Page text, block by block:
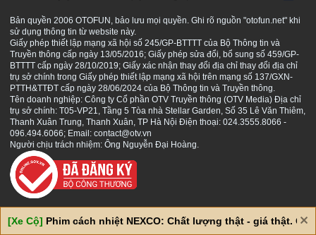
S
Bản quyền 2006 OTOFUN, bảo lưu mọi quyền. Ghi rõ nguồn "otofun.net" khi
sử dụng thông tin từ website này.
Giấy phép thiết lập mạng xã hội số 245/GP-BTTTT của Bộ Thông tin và
Truyền thông cấp ngày 13/05/2016; Giấy phép sửa đổi, bổ sung số 459/GP-
BTTTT cấp ngày 28/10/2019; Giấy xác nhận thay đổi địa chỉ thay đổi địa chỉ
trụ sở chính trong Giấy phép thiết lập mạng xã hội trên mạng số 137/GXN-
PTTH&TTĐT cấp ngày 28/06/2024 của Bộ Thông tin và Truyền thông.
Tên doanh nghiệp: Công ty Cổ phần OTV Truyền thông (OTV Media) Địa chỉ
trụ sở chính: T05-VP21, Tầng 5 Tòa nhà Stellar Garden, Số 35 Lê Văn Thiêm,
Thanh Xuân Trung, Thanh Xuân, TP Hà Nội Điện thoại: 024.3555.8066 -
096.494.6066; Email: contact@otv.vn
Người chịu trách nhiệm: Ông Nguyễn Đại Hoàng.
[Xe Cộ] Phim cách nhiệt NEXCO: Chất lượng thật - giá thật. Giá